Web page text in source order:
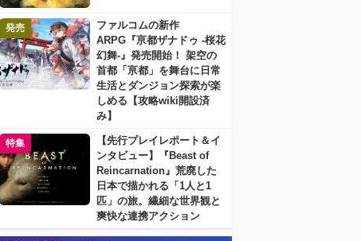
発売
ファルコムの新作
ARPG『亰都ザナドゥ -桜花
幻舞-』発売開始！ 架空の
首都「亰都」を舞台に日常
生活とダンジョン探索が楽
しめる【攻略wiki開設済
み】
特集
【先行プレイレポート＆イ
ンタビュー】『Beast of
Reincarnation』荒廃した
日本で描かれる「1人と1
匹」の旅。繊細な世界観と
爽快な連携アクション